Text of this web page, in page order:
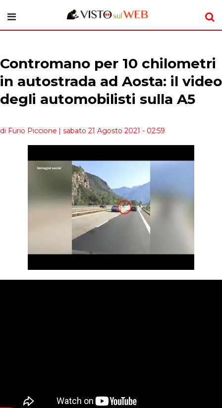
Contromano per 10 chilometri
in autostrada ad Aosta: il video
degli automobilisti sulla A5
di Furio Piccione | sabato 21 Agosto 2021 - 02:59